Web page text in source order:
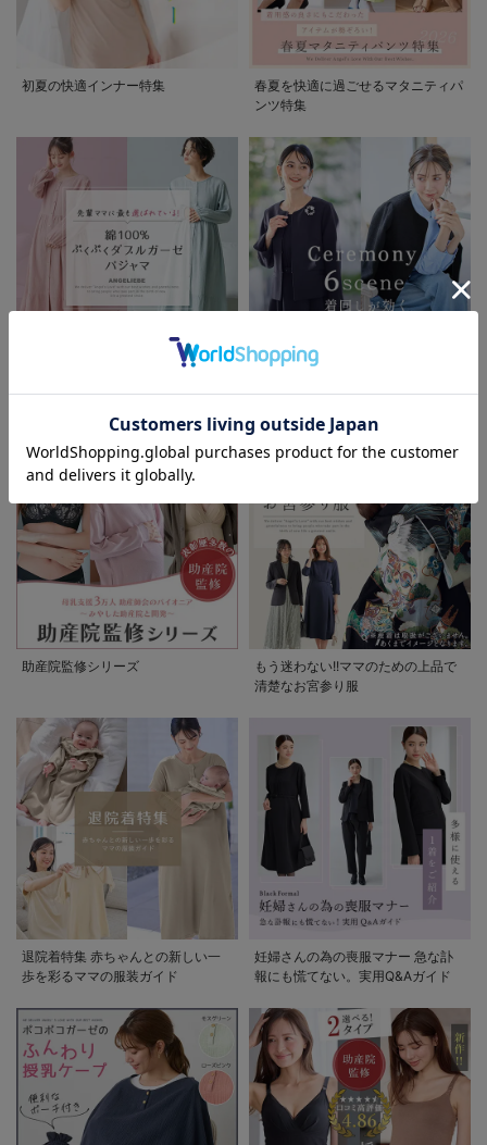
お気に入り商品を確認する
初夏の快適インナー特集
春夏を快適に過ごせるマタニティパ
ンツ特集
ぷくダブルガーゼパジャマシリーズ
セレモニー6シーン
助産院監修シリーズ
もう迷わない!!ママのための上品で
清楚なお宮参り服
退院着特集 赤ちゃんとの新しい一
歩を彩るママの服装ガイド
妊婦さんの為の喪服マナー 急な訃
報にも慌てない。実用Q&Aガイド